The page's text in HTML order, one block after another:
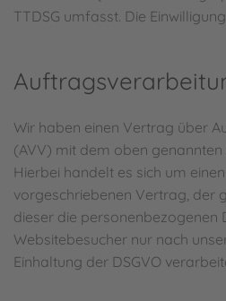
TTDSG umfasst. Die
Wir haben einen Vertrag über
(AVV) mit dem oben
Hierbei handelt es sich um
vorgeschriebenen Vertrag, der
dieser die personenbezogenen
Websitebesucher nur nach
Einhaltung der DSGVO